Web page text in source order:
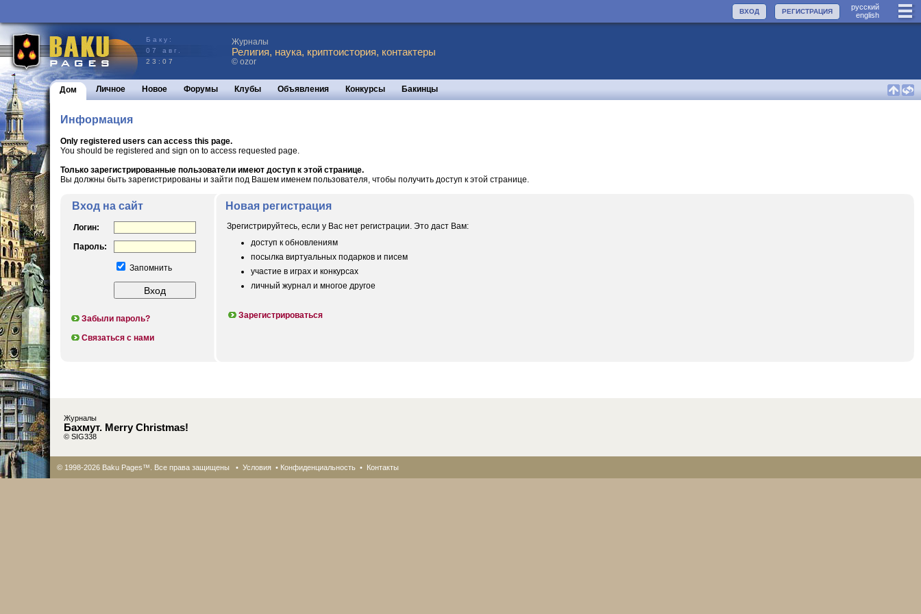
руccкий
english
РЕГИСТРАЦИЯ
ВХОД
Баку:
07 авг.
23:07
Журналы
Религия, наука, криптоистория, контактеры
© ozor
Дом Личное Новое Форумы Клубы Объявления Конкурсы Бакинцы
Информация
Only registered users can access this page.
You should be registered and sign on to access requested page.
Только зарегистрированные пользователи имеют доступ к этой странице.
Вы должны быть зарегистрированы и зайти под Вашем именем пользователя, чтобы получить доступ к этой странице.
Вход на сайт
Логин:
Пароль:
Запомнить
Забыли пароль?
Связаться с нами
Новая регистрация
Зрегистрируйтесь, если у Вас нет регистрации. Это даст Вам:
доступ к обновлениям
посылка виртуальных подарков и писем
участие в играх и конкурсах
личный журнал и многое другое
Зарегистрироваться
Журналы
Бахмут. Merry Christmas!
© SIG338
© 1998-2026 Baku Pages™. Все права защищены • Условия • Конфиденциальность • Контакты